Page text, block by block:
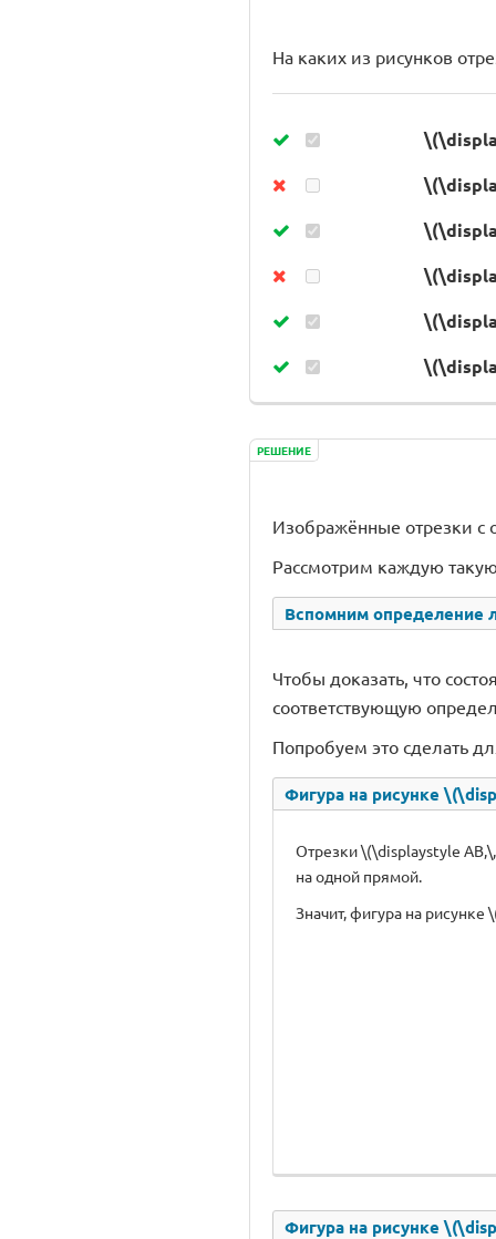
На каких из рисунков
РЕШЕНИЕ
Изображённые отрезки с
Рассмотрим каждую
Вспомним определение
Чтобы доказать, что
соответствующую
Попробуем это сделать
Фигура на рисунке
Отрезки \(\displaystyle
на одной прямой.
Значит, фигура на
Фигура на рисунке